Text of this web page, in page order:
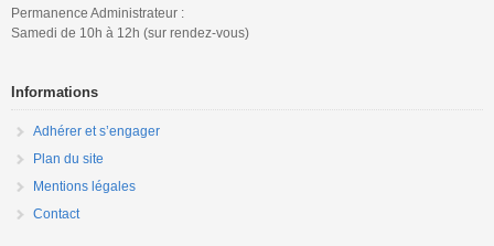
Permanence Administrateur :
Samedi de 10h à 12h (sur rendez-vous)
Informations
Adhérer et s’engager
Plan du site
Mentions légales
Contact